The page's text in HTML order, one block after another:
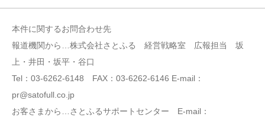
本件に関するお問合わせ先
報道機関から…株式会社さとふる 経営戦略室 広報担当 坂
上・井田・坂平・谷口
Tel：03-6262-6148 FAX：03-6262-6146 E-mail：
pr@satofull.co.jp
お客さまから…さとふるサポートセンター E-mail：